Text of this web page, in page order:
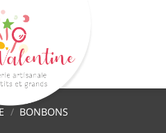
/ BONBONS